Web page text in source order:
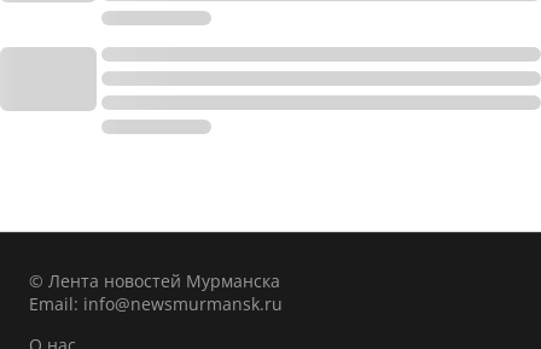
© Лента новостей Мурманска
Email: info@newsmurmansk.ru